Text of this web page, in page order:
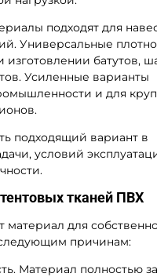
подходят для
Универсальные
изготовлении батутов,
Усиленные варианты
и для
подходящий вариант в
условий
тканей ПВХ
для
причинам:
Материал полностью